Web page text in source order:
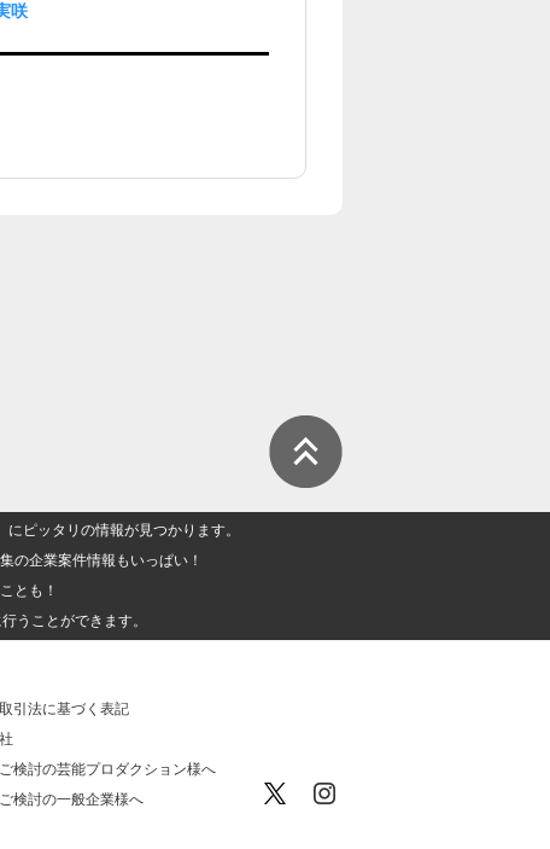
咲
ピッタリの情報が見つかります。
の企業案件情報もいっぱい！
とも！
うことができます。
引法に基づく表記
検討の芸能プロダクション様へ
検討の一般企業様へ